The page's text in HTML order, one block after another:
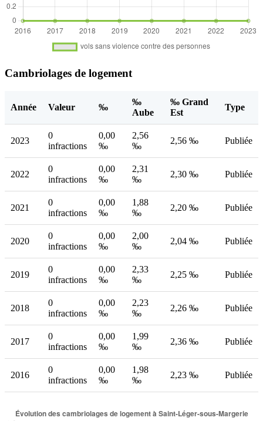
Cambriolages de logement
Année Valeur ‰
‰
Aube
‰ Grand
Est
Type
2023
0
infractions
0,00
‰
2,56
‰
2,56 ‰ Publiée
2022
0
infractions
0,00
‰
2,31
‰
2,30 ‰ Publiée
2021
0
infractions
0,00
‰
1,88
‰
2,20 ‰ Publiée
2020
0
infractions
0,00
‰
2,00
‰
2,04 ‰ Publiée
2019
0
infractions
0,00
‰
2,33
‰
2,25 ‰ Publiée
2018
0
infractions
0,00
‰
2,23
‰
2,26 ‰ Publiée
2017
0
infractions
0,00
‰
1,99
‰
2,36 ‰ Publiée
2016
0
infractions
0,00
‰
1,98
‰
2,23 ‰ Publiée